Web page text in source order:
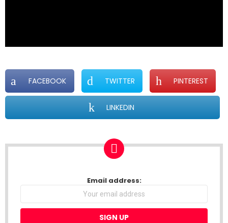
FACEBOOK TWITTER PINTEREST
LINKEDIN
NEWSLETTER Email address: